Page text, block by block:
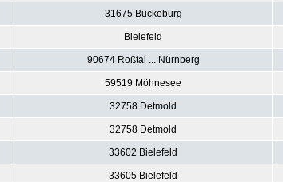
31675 Bückeburg
Bielefeld
90674 Roßtal ... Nürnberg
59519 Möhnesee
32758 Detmold
32758 Detmold
33602 Bielefeld
33605 Bielefeld